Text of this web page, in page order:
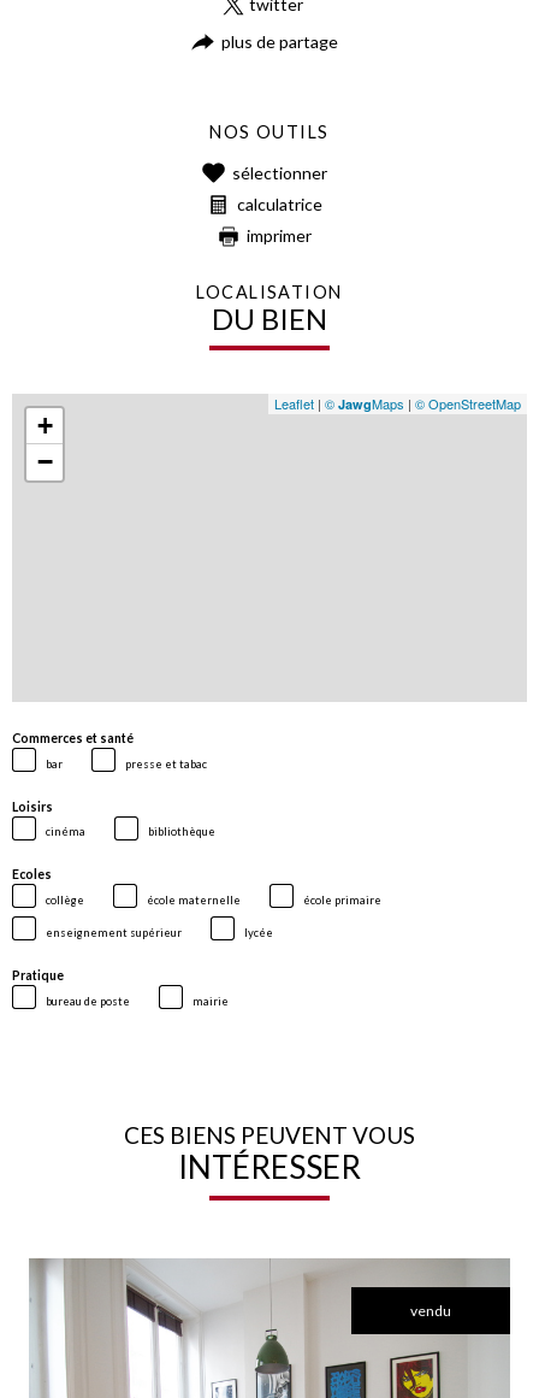
plus de partage
NOS OUTILS
sélectionner
calculatrice
imprimer
LOCALISATION
DU BIEN
+
−
Leaflet | © JawgMaps | © OpenStreetMap
Commerces et santé
bar presse et tabac
Loisirs
cinéma bibliothèque
Ecoles
collège école maternelle école primaire
enseignement supérieur lycée
Pratique
bureau de poste mairie
CES BIENS PEUVENT VOUS
INTÉRESSER
vendu